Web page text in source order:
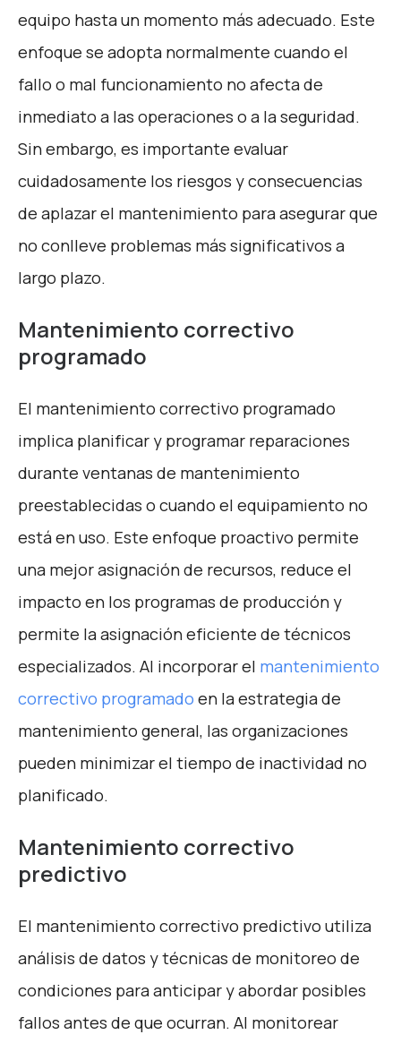
equipo hasta un momento más adecuado. Este
enfoque se adopta normalmente cuando el
fallo o mal funcionamiento no afecta de
inmediato a las operaciones o a la seguridad.
Sin embargo, es importante evaluar
cuidadosamente los riesgos y consecuencias
de aplazar el mantenimiento para asegurar que
no conlleve problemas más significativos a
largo plazo.
Mantenimiento correctivo
programado
El mantenimiento correctivo programado
implica planificar y programar reparaciones
durante ventanas de mantenimiento
preestablecidas o cuando el equipamiento no
está en uso. Este enfoque proactivo permite
una mejor asignación de recursos, reduce el
impacto en los programas de producción y
permite la asignación eficiente de técnicos
especializados. Al incorporar el mantenimiento
correctivo programado en la estrategia de
mantenimiento general, las organizaciones
pueden minimizar el tiempo de inactividad no
planificado.
Mantenimiento correctivo
predictivo
El mantenimiento correctivo predictivo utiliza
análisis de datos y técnicas de monitoreo de
condiciones para anticipar y abordar posibles
fallos antes de que ocurran. Al monitorear